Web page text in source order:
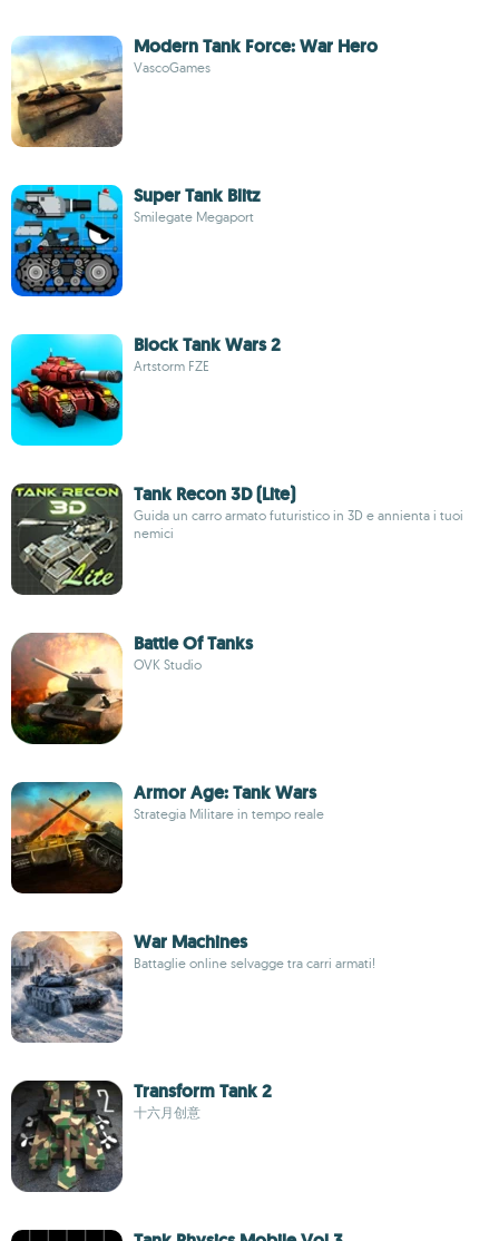
Modern Tank Force: War Hero
VascoGames
Super Tank Blitz
Smilegate Megaport
Block Tank Wars 2
Artstorm FZE
Tank Recon 3D (Lite)
Guida un carro armato futuristico in 3D e annienta i tuoi
nemici
Battle Of Tanks
OVK Studio
Armor Age: Tank Wars
Strategia Militare in tempo reale
War Machines
Battaglie online selvagge tra carri armati!
Transform Tank 2
十六月创意